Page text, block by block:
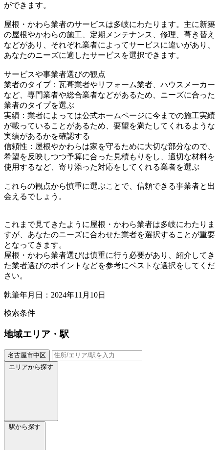
ができます。
屋根・かわら業者のサービスは多岐にわたります。主に新築
の屋根やかわらの施工、定期メンテナンス、修理、葺き替え
などがあり、それぞれ業者によってサービスに違いがあり、
あなたのニーズに適したサービスを選択できます。
サービスや事業者選びの観点
業者のタイプ：瓦葺業者やリフォーム業者、ハウスメーカー
など、専門業者や総合業者などがあるため、ニーズに合った
業者のタイプを選ぶ
実績：業者によっては公式ホームページに今までの施工実績
が載っていることがあるため、要望を満たしてくれるような
実績があるかを確認する
信頼性：屋根やかわらは家を守るために大切な部分なので、
希望を反映しつつ予算に合った見積もりをし、適切な材料を
使用するなど、寄り添った対応をしてくれる業者を選ぶ
これらの観点から慎重に選ぶことで、信頼できる事業者と出
会えるでしょう。
これまで見てきたように屋根・かわら業者は多岐にわたりま
すが、あなたのニーズに合わせた業者を選択することが重要
となってきます。
屋根・かわら業者選びは慎重に行う必要があり、紹介してき
た業者選びのポイントなどを参考にベストな選択をしてくだ
さい。
執筆年月日：2024年11月10日
検索条件
地域エリア・駅
名古屋市中区
エリアから探す
駅から探す